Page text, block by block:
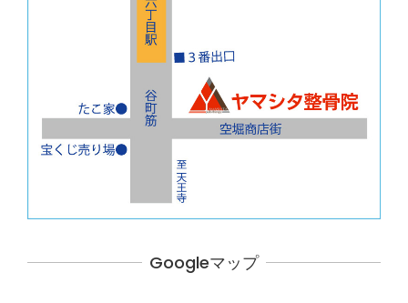
Googleマップ